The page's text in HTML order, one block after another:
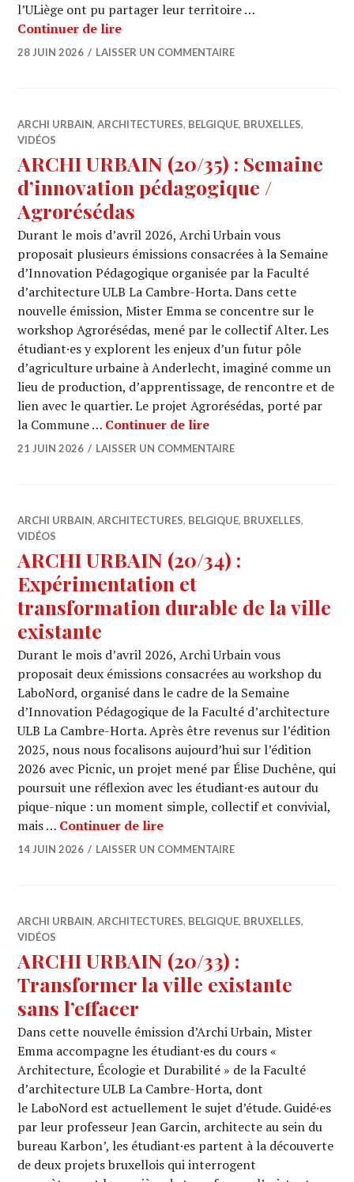
l’ULiège ont pu partager leur territoire …
Continuer de lireARCHI URBAIN (20/36) : CCP / Une
28 JUIN 2026 LAISSER UN COMMENTAIRE
ARCHI URBAIN,ARCHITECTURES, BELGIQUE, BRUXELLES,
VIDÉOS
ARCHI URBAIN (20/35) : Semaine
d’innovation pédagogique /
Agrorésédas
Durant le mois d’avril 2026, Archi Urbain vous
proposait plusieurs émissions consacrées à la Semaine
d’Innovation Pédagogique organisée par la Faculté
d’architecture ULB La Cambre-Horta. Dans cette
nouvelle émission, Mister Emma se concentre sur le
workshop Agrorésédas, mené par le collectif Alter. Les
étudiant·es y explorent les enjeux d’un futur pôle
d’agriculture urbaine à Anderlecht, imaginé comme un
lieu de production, d’apprentissage, de rencontre et de
lien avec le quartier. Le projet Agrorésédas, porté par
la Commune … Continuer de lireARCHI URBAIN (20/
21 JUIN 2026 LAISSER UN COMMENTAIRE
ARCHI URBAIN,ARCHITECTURES, BELGIQUE, BRUXELLES,
VIDÉOS
ARCHI URBAIN (20/34) :
Expérimentation et
transformation durable de la ville
existante
Durant le mois d’avril 2026, Archi Urbain vous
proposait deux émissions consacrées au workshop du
LaboNord, organisé dans le cadre de la Semaine
d’Innovation Pédagogique de la Faculté d’architecture
ULB La Cambre-Horta. Après être revenus sur l’édition
2025, nous nous focalisons aujourd’hui sur l’édition
2026 avec Picnic, un projet mené par Élise Duchêne, qui
poursuit une réflexion avec les étudiant·es autour du
pique-nique : un moment simple, collectif et convivial,
mais … Continuer de lireARCHI URBAIN (20/34) :
14 JUIN 2026 LAISSER UN COMMENTAIRE
ARCHI URBAIN,ARCHITECTURES, BELGIQUE, BRUXELLES,
VIDÉOS
ARCHI URBAIN (20/33) :
Transformer la ville existante
sans l’effacer
Dans cette nouvelle émission d’Archi Urbain, Mister
Emma accompagne les étudiant·es du cours «
Architecture, Écologie et Durabilité » de la Faculté
d’architecture ULB La Cambre-Horta, dont
le LaboNord est actuellement le sujet d’étude. Guidé·es
par leur professeur Jean Garcin, architecte au sein du
bureau Karbon’, les étudiant·es partent à la découverte
de deux projets bruxellois qui interrogent